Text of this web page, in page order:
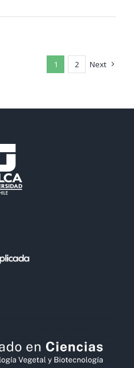
1 2 Next